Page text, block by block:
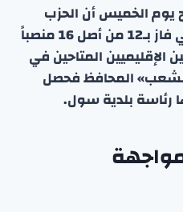
يوم الخميس أن الحزب
الديمقراطي الذي يرشده لي فاز بـ12 من أصل 16 منصباً
الإقليميين المتاحين في
الشعب» المحافظ فحصل
رئاسة بلدية سول.